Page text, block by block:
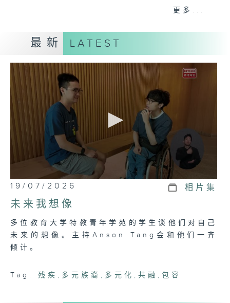
到」，打破隔膜，彼此接纳、欣赏和尊重。
去左前臂的「富爸爸」岑幸富、聋人演员吴祉
昊Marco、在香港土生土长的印度裔成家宏
Karan Cholia、巴基斯坦裔爱美Omme
Kulsoom、泰国裔陈彩莲Vita和温嘉希
Wimmy、来自哥伦比亚的Omaira del
Carmen、失明人士谭晓莹以及展能钢琴家
邓卓谦Anson， 一同主持＜睇得见。听得到
＞。主持们和不同残疾人士及多元族裔人士交
流，和观众分享生活点滴，谈大家喜欢的事情
和快乐的小故事。
逢星期日晚上8点 港台电视31
#一齐讲梦想#一齐做表演#一齐「睇得见。
更多...
最新 LATEST
0
seconds
of
26
7
seconds
19/07/2026 相片集
未来我想像
多位教育大学特教青年学苑的学生谈他们对自己
未来的想像。主持Anson Tang会和他们一齐
倾计。
Tag: 残疾 , 多元族裔 , 多元化 ,共融 ,包容